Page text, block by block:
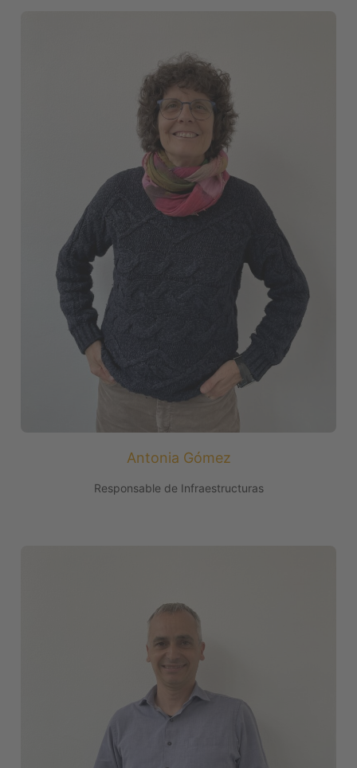
Antonia Gómez
Responsable de Infraestructuras